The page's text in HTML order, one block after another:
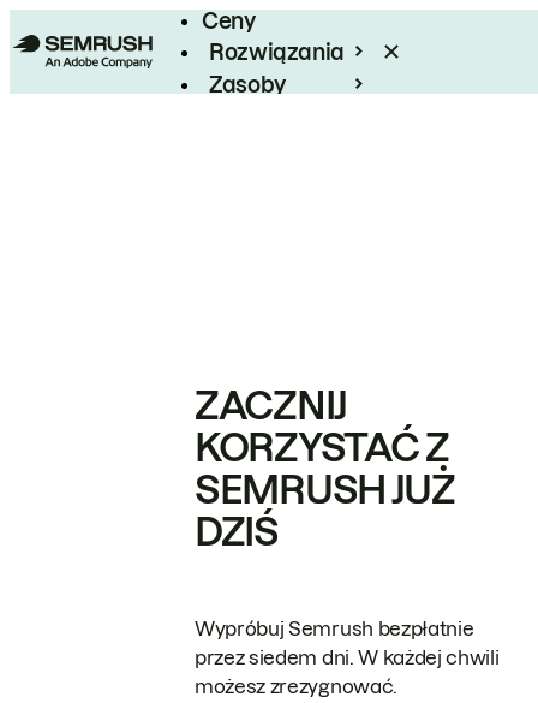
Ceny
Rozwiązania
Zasoby
ZACZNIJ
KORZYSTAĆ Z
SEMRUSH JUŻ
DZIŚ
Wypróbuj Semrush bezpłatnie
przez siedem dni. W każdej chwili
możesz zrezygnować.